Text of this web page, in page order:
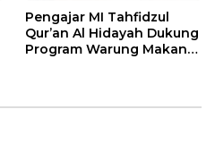
Pengajar MI Tahfidzul
Qur’an Al Hidayah Dukung
Program Warung Makan